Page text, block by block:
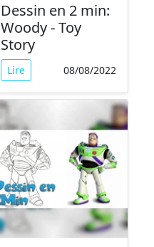
Dessin en 2 min:
Woody - Toy
Story
Lire 08/08/2022